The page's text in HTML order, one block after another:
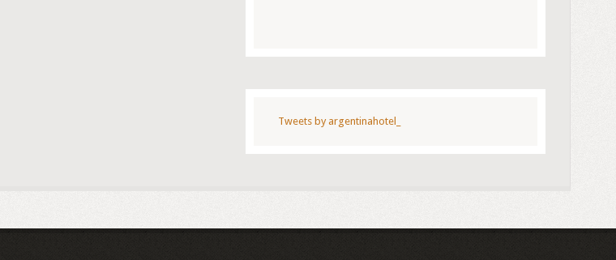
Tweets by argentinahotel_